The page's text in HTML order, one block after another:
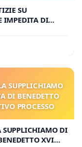
SU
IMPEDITA DI
SUPPLICHIAMO
DI BENEDETTO
PROCESSO
SUPPLICHIAMO DI
XVI